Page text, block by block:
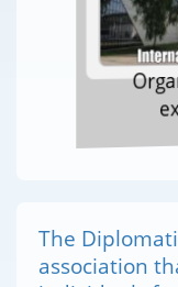
The
association